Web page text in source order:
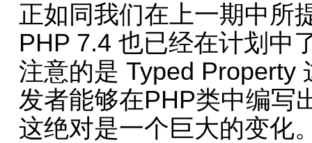
正如同我们在上一期中所
PHP 7.4 也已经在计划中
注意的是 Typed Property
发者能够在PHP类中编写
这绝对是一个巨大的变化